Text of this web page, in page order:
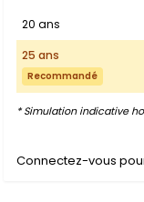
20 ans
25 ans
Recommandé
* Simulation indicative
Connectez-vous